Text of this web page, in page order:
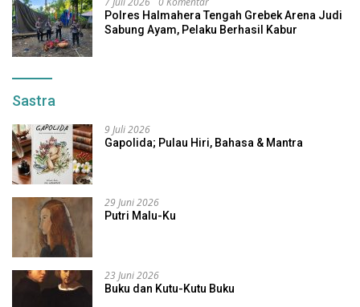
Polres Halmahera Tengah Grebek Arena Judi
Sabung Ayam, Pelaku Berhasil Kabur
Sastra
9 Juli 2026
Gapolida; Pulau Hiri, Bahasa & Mantra
29 Juni 2026
Putri Malu-Ku
23 Juni 2026
Buku dan Kutu-Kutu Buku